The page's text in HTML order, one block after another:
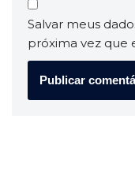
Salvar meus
próxima vez que